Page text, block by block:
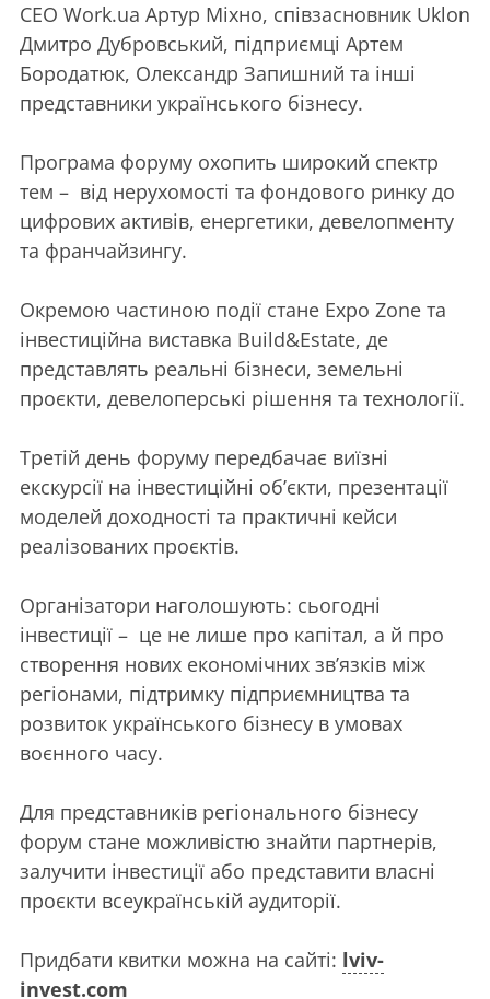
CEO Work.ua Артур Міхно, співзасновник Uklon
Дмитро Дубровський, підприємці Артем
Бородатюк, Олександр Запишний та інші
представники українського бізнесу.
Програма форуму охопить широкий спектр
тем – від нерухомості та фондового ринку до
цифрових активів, енергетики, девелопменту
та франчайзингу.
Окремою частиною події стане Expo Zone та
інвестиційна виставка Build&Estate, де
представлять реальні бізнеси, земельні
проєкти, девелоперські рішення та технології.
Третій день форуму передбачає виїзні
екскурсії на інвестиційні об’єкти, презентації
моделей доходності та практичні кейси
реалізованих проєктів.
Організатори наголошують: сьогодні
інвестиції – це не лише про капітал, а й про
створення нових економічних зв’язків між
регіонами, підтримку підприємництва та
розвиток українського бізнесу в умовах
воєнного часу.
Для представників регіонального бізнесу
форум стане можливістю знайти партнерів,
залучити інвестиції або представити власні
проєкти всеукраїнській аудиторії.
Придбати квитки можна на сайті: lviv-
invest.com